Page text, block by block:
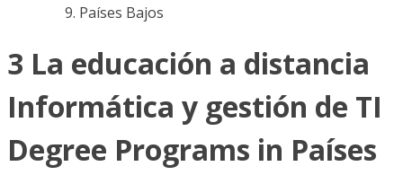
Países Bajos
3 La educación a distancia
Informática y gestión de TI
Degree Programs in Países